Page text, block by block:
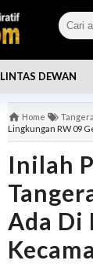
LINTAS DEWAN
Home
Lingkungan RW 09
Inilah
Ada Di